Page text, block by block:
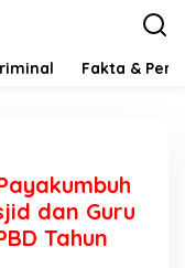
Fakta &
dan Guru
Tahun